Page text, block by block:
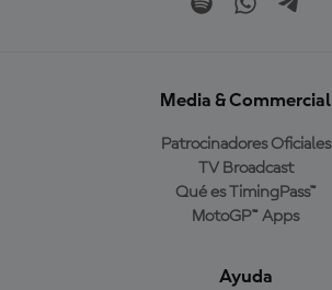
Media & Commercial
Patrocinadores Oficiales
TV Broadcast
Qué es TimingPass™
MotoGP™ Apps
Ayuda